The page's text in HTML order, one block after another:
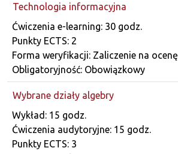
Technologia informacyjna
Dane przedmiotu
Ćwiczenia e-learning: 30 godz.
Punkty ECTS: 2
Forma weryfikacji: Zaliczenie na ocenę
Obligatoryjność: Obowiązkowy
Wybrane działy algebry
Dane przedmiotu
Wykład: 15 godz.
Ćwiczenia audytoryjne: 15 godz.
Punkty ECTS: 3